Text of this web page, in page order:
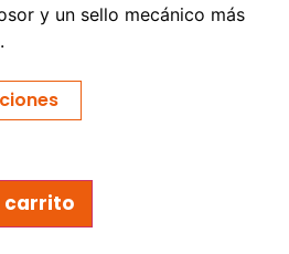
y un sello mecánico más
carrito